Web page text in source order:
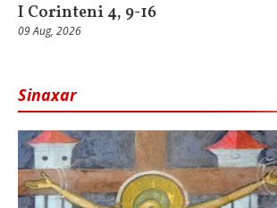
I Corinteni 4, 9-16
09 Aug, 2026
Sinaxar